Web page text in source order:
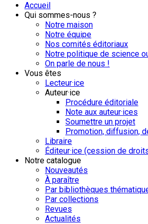
Accueil
Qui sommes-nous ?
Notre maison
Notre équipe
Nos comités éditoriaux
Notre politique de science
On parle de nous !
Vous êtes
Lecteur·ice
Auteur·ice
Procédure éditoriale
Note aux auteur·ices
Soumettre un projet
Promotion, diffusion,
Libraire
Éditeur·ice (cession de
Notre catalogue
Nouveautés
À paraître
Par bibliothèques
Par collections
Revues
Actualités